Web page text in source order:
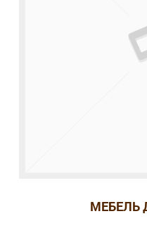
МЕБЕЛЬ